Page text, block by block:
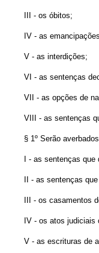
III - os óbitos;
IV - as
V - as interdições;
VI - as sentenças
VII - as opções de
VIII - as sentenças
§ 1º Serão
I - as sentenças
II - as sentenças
III - os casamentos
IV - os atos
V - as escrituras de